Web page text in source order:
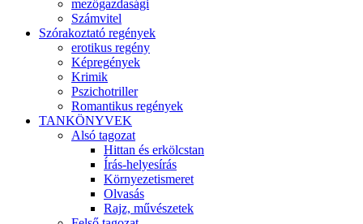
mezőgazdasági
Számvitel
Szórakoztató regények
erotikus regény
Képregények
Krimik
Pszichotriller
Romantikus regények
TANKÖNYVEK
Alsó tagozat
Hittan és erkölcstan
Írás-helyesírás
Környezetismeret
Olvasás
Rajz, művészetek